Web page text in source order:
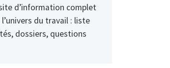
d’information complet
du travail : liste
dossiers, questions